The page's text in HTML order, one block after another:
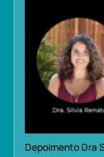
Depoimento Dra